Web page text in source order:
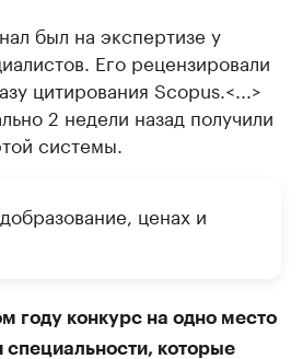
был на экспертизе у
Его рецензировали
цитирования Scopus.<...>
2 недели назад получили
системы.
ценах и
году конкурс на одно место
специальности, которые